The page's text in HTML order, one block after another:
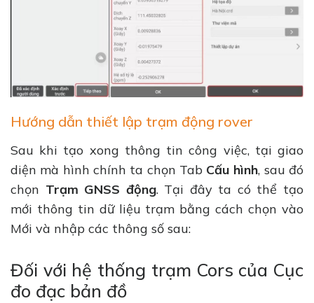
Hướng dẫn thiết lập trạm động rover
Sau khi tạo xong thông tin công việc, tại giao
diện mà hình chính ta chọn Tab Cấu hình, sau đó
chọn Trạm GNSS động. Tại đây ta có thể tạo
mới thông tin dữ liệu trạm bằng cách chọn vào
Mới và nhập các thông số sau:
Đối với hệ thống trạm Cors của Cục
đo đạc bản đồ